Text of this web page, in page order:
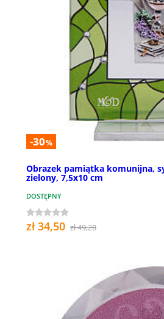
-30%
Obrazek pamiątka komunijna,
zielony, 7,5x10 cm
DOSTĘPNY
zł 34,50 zł 49,28